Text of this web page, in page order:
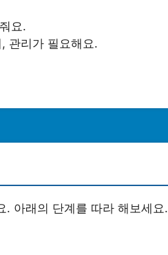
요.
관리가 필요해요.
. 아래의 단계를 따라 해보세요.